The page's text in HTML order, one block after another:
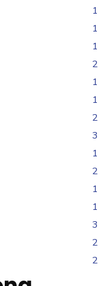
1
1
1
2
1
1
2
3
1
2
1
1
3
2
2